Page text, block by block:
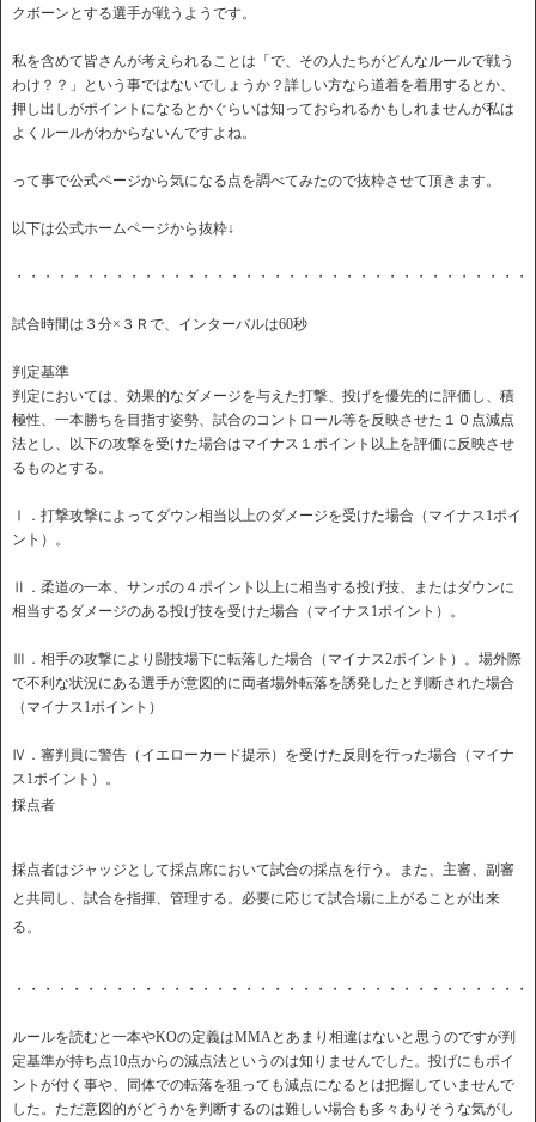
クボーンとする選手が戦うようです。
私を含めて皆さんが考えられることは「で、その人たちがどんなルールで戦う
わけ？？」という事ではないでしょうか？詳しい方なら道着を着用するとか、
押し出しがポイントになるとかぐらいは知っておられるかもしれませんが私は
よくルールがわからないんですよね。
って事で公式ページから気になる点を調べてみたので抜粋させて頂きます。
以下は公式ホームページから抜粋↓
・・・・・・・・・・・・・・・・・・・・・・・・・・・・・・・・・・・
試合時間は３分×３Ｒで、インターバルは60秒
判定基準
判定においては、効果的なダメージを与えた打撃、投げを優先的に評価し、積
極性、一本勝ちを目指す姿勢、試合のコントロール等を反映させた１０点減点
法とし、以下の攻撃を受けた場合はマイナス１ポイント以上を評価に反映させ
るものとする。
Ⅰ．打撃攻撃によってダウン相当以上のダメージを受けた場合（マイナス1ポイ
ント）。
Ⅱ．柔道の一本、サンボの４ポイント以上に相当する投げ技、またはダウンに
相当するダメージのある投げ技を受けた場合（マイナス1ポイント）。
Ⅲ．相手の攻撃により闘技場下に転落した場合（マイナス2ポイント）。場外際
で不利な状況にある選手が意図的に両者場外転落を誘発したと判断された場合
（マイナス1ポイント）
Ⅳ．審判員に警告（イエローカード提示）を受けた反則を行った場合（マイナ
ス1ポイント）。
採点者
採点者はジャッジとして採点席において試合の採点を行う。また、主審、副審
と共同し、試合を指揮、管理する。必要に応じて試合場に上がることが出来
る。
・・・・・・・・・・・・・・・・・・・・・・・・・・・・・・・・・・・
ルールを読むと一本やKOの定義はMMAとあまり相違はないと思うのですが判
定基準が持ち点10点からの減点法というのは知りませんでした。投げにもポイ
ントが付く事や、同体での転落を狙っても減点になるとは把握していませんで
した。ただ意図的がどうかを判断するのは難しい場合も多々ありそうな気がし